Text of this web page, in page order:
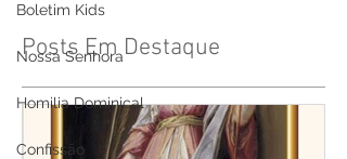
Boletim Kids
Nossa Senhora
Homilia Dominical
Confissão
Posts Em Destaque